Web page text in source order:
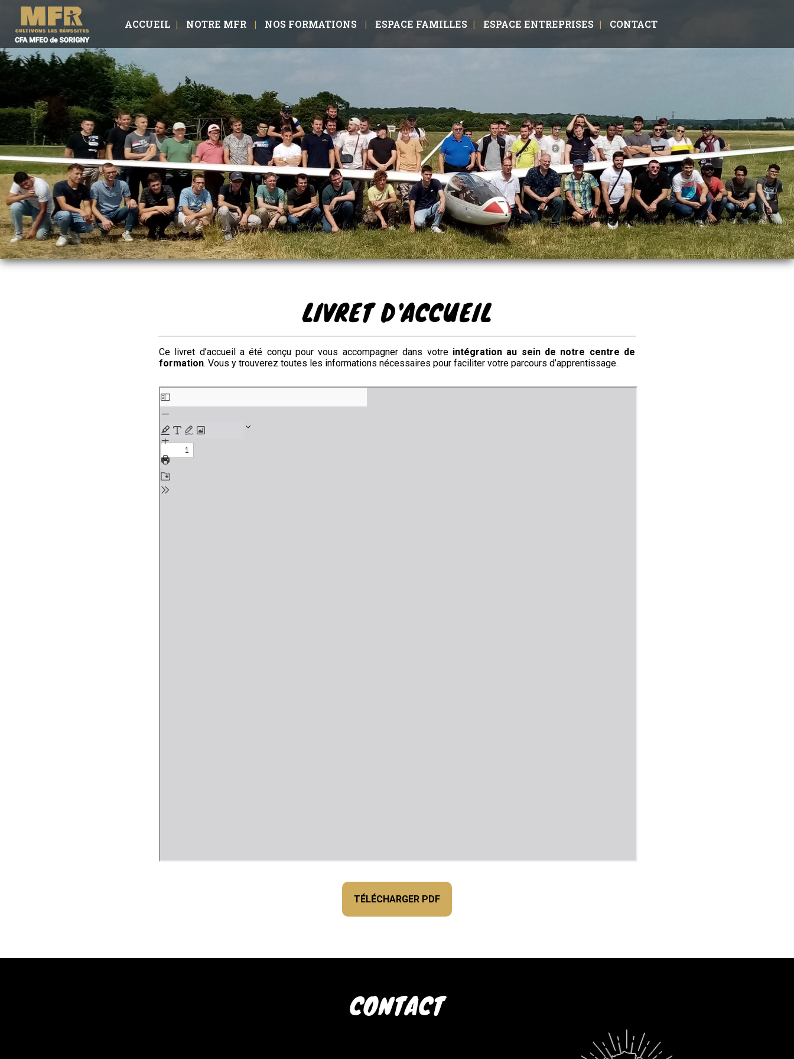
ACCUEIL NOTRE MFR NOS FORMATIONS ESPACE FAMILLES ESPACE ENTREPRISES CONTACT
LIVRET D'ACCUEIL
Ce livret d’accueil a été conçu pour vous accompagner dans votreintégration au sein de notre centre de
formation. Vous y trouverez toutes les informations nécessaires pour faciliter votre parcours d’apprentissage.
Aller
TÉLÉCHARGER PDF
CONTACT